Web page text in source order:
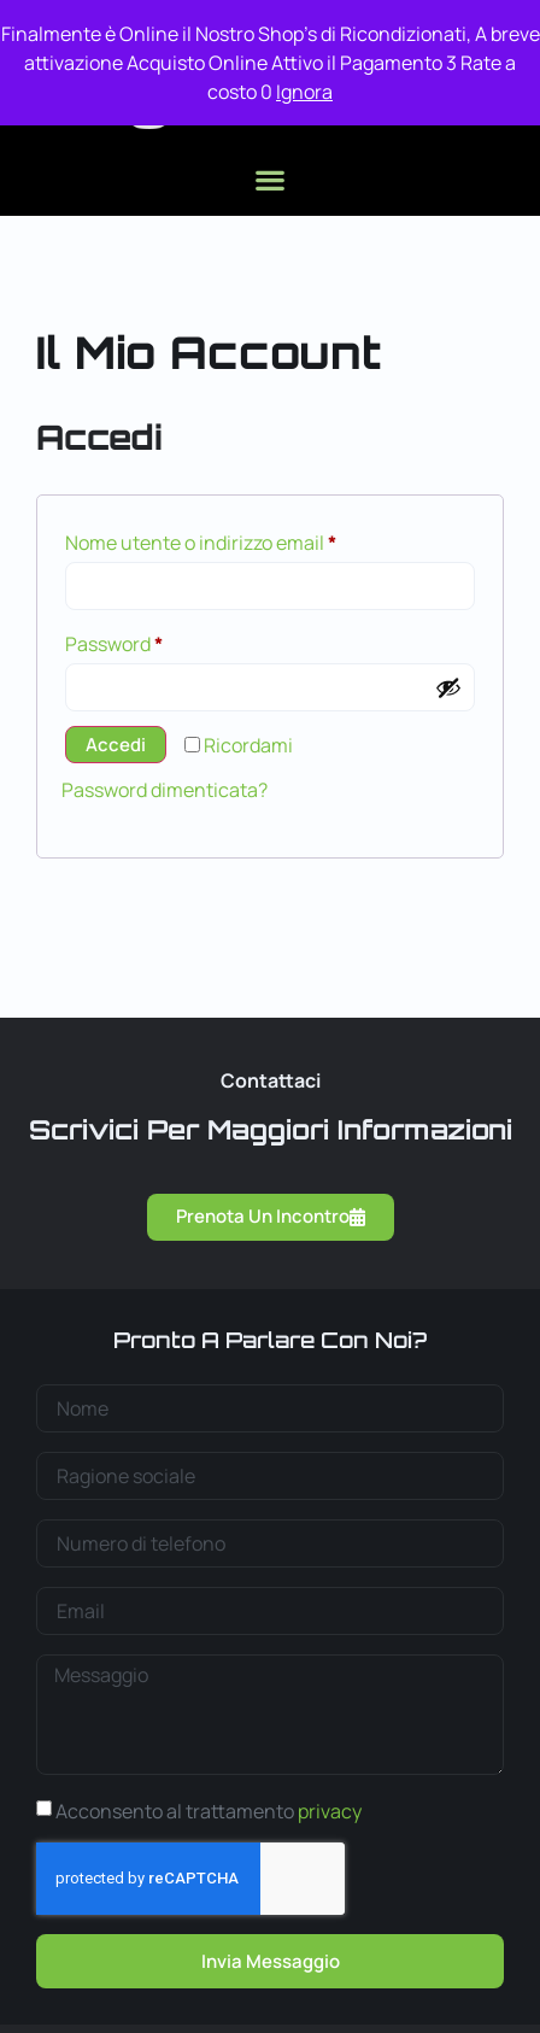
Finalmente è Online il Nostro Shop's di Ricondizionati, A breve
attivazione Acquisto Online Attivo il Pagamento 3 Rate a
costo 0 Ignora
Il Mio Account
Accedi
Nome utente o indirizzo email*
Password*
Ricordami
Accedi
Password dimenticata?
Contattaci
Scrivici Per Maggiori Informazioni
Prenota Un Incontro
Pronto A Parlare Con Noi?
Acconsento al trattamentoprivacy
Invia Messaggio